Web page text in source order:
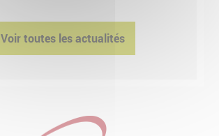
Voir toutes les actualités